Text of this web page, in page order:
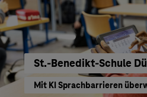
St.-Benedikt-Schule
Mit KI Sprachbarrieren